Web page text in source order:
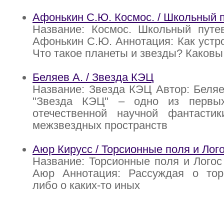
Афонькин С.Ю. Космос. / Школьный
Название: Космос. Школьный
Афонькин С.Ю. Аннотация: Как
Что такое планеты и звезды?
Беляев А. / Звезда КЭЦ
Название: Звезда КЭЦ Автор:
"Звезда КЭЦ" – одно из первых
отечественной научной
межзвездных пространств
Аюр Кирусс / Торсионные поля и
Название: Торсионные поля и
Аюр Аннотация: Рассуждая о
либо о каких-то иных